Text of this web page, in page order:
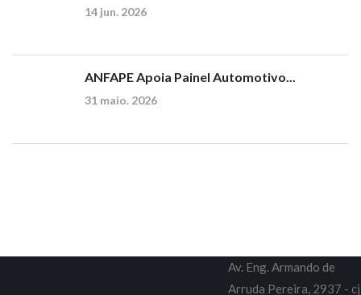
14 jun. 2026
ANFAPE Apoia Painel Automotivo...
31 maio. 2026
Av. Eng. Armando de
Arruda Pereira, 2937 - cj